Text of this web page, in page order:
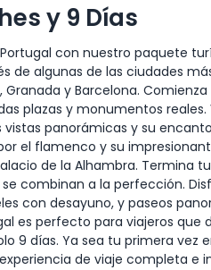
y 9 Días
con nuestro paquete
de algunas de las ciudades
Granada y Barcelona.
plazas y monumentos reales.
panorámicas y su
el flamenco y su
de la Alhambra. Termina
combinan a la perfección.
con desayuno, y paseos
es perfecto para viajeros que
9 días. Ya sea tu primera vez
de viaje completa e